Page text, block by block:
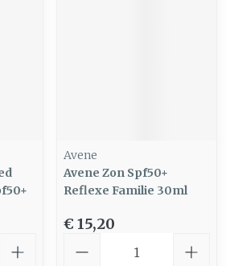
Avene
Avene Zon Spf50+
Reflexe Familie 30ml
€ 15,20